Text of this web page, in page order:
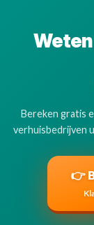
Bereken gratis
verhuisbedrijven
👉